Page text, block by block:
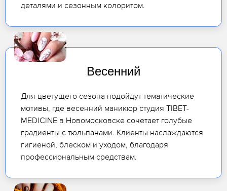
деталями и сезонным колоритом.
Весенний
Для цветущего сезона подойдут тематические
мотивы, где весенний маникюр студия TIBET-
MEDICINE в Новомосковске сочетает голубые
градиенты с тюльпанами. Клиенты наслаждаются
гигиеной, блеском и уходом, благодаря
профессиональным средствам.